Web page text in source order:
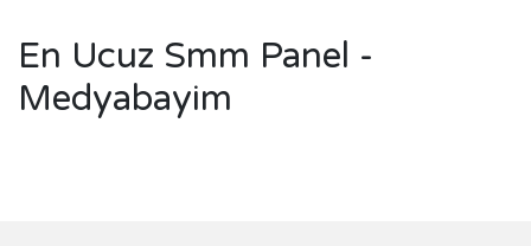
En Ucuz Smm Panel -
Medyabayim